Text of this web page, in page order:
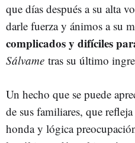
que días después a su alta
darle fuerza y ánimos a su
complicados y difíciles
Sálvame tras su último
Un hecho que se puede
de sus familiares, que
honda y lógica